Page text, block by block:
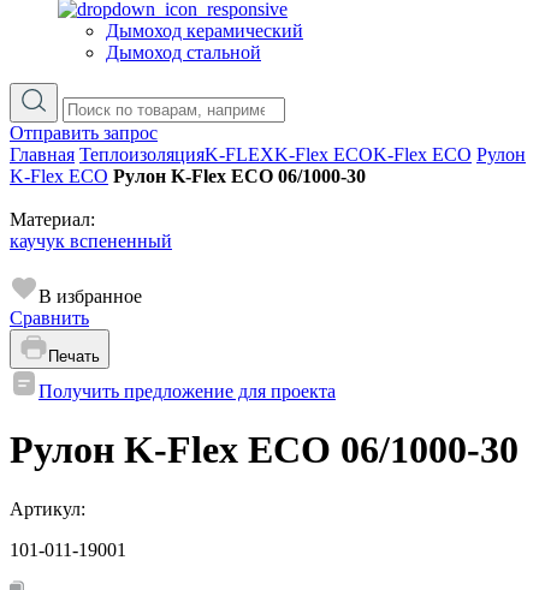
Дымоход керамический
Дымоход стальной
Отправить запрос
Главная ТеплоизоляцияK-FLEXK-Flex ECOK-Flex ECO Рулон
K-Flex ECO Рулон K-Flex ECO 06/1000-30
Материал:
каучук вспененный
В избранное
Сравнить
Печать
Получить предложение для проекта
Рулон K-Flex ECO 06/1000-30
Артикул:
101-011-19001